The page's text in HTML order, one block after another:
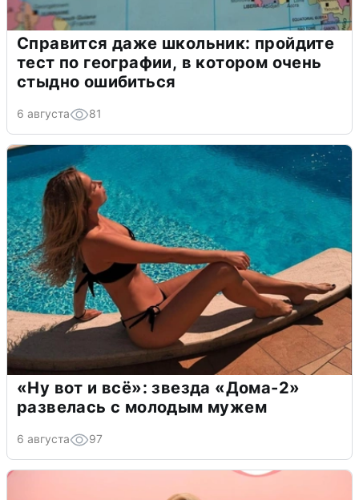
Справится даже школьник: пройдите
тест по географии, в котором очень
стыдно ошибиться
6 августа 81
«Ну вот и всё»: звезда «Дома-2»
развелась с молодым мужем
6 августа 97